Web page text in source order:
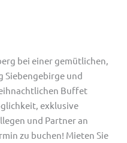
bei einer gemütlichen,
Siebengebirge und
Buffet
exklusive
und Partner an
zu buchen! Mieten Sie